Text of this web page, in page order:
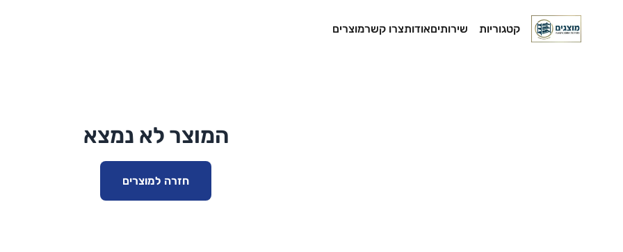
קטגוריות שירותיםאודותצרו קשרמוצרים
המוצר לא נמצא
חזרה למוצרים